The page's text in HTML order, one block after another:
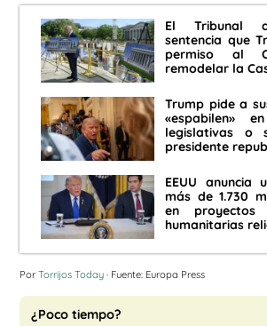
El Tribunal
sentencia que
permiso al
remodelar la
Trump pide a
«espabilen»
legislativas o
presidente
EEUU anuncia
más de 1.730
en proyectos
humanitarias
Por Torrijos Today · Fuente: Europa Press
¿Poco tiempo?